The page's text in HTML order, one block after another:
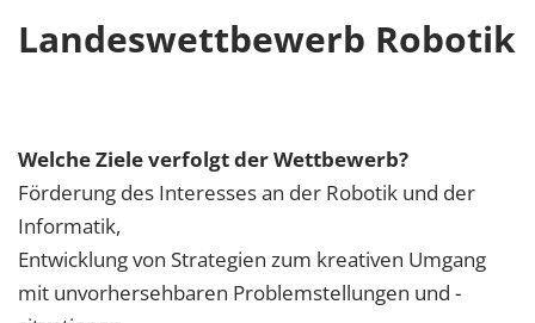
Landeswettbewerb Robotik
Welche Ziele verfolgt der Wettbewerb?
Förderung des Interesses an der Robotik und der
Informatik,
Entwicklung von Strategien zum kreativen Umgang
mit unvorhersehbaren Problemstellungen und -